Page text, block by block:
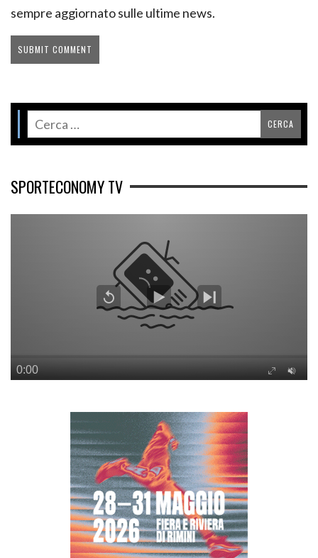
sempre aggiornato sulle ultime news.
SPORTECONOMY TV